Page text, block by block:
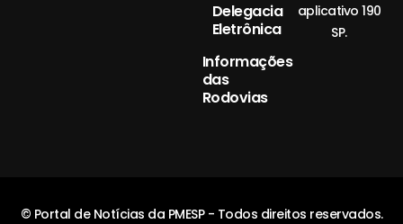
Delegacia
Eletrônica
Informações
das
Rodovias
aplicativo 190
SP.
© Portal de Notícias da PMESP - Todos direitos reservados.